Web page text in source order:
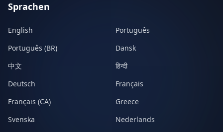
Sprachen
English
Português
Português (BR)
Dansk
中文
हिन्दी
Deutsch
Français
Français (CA)
Greece
Svenska
Nederlands